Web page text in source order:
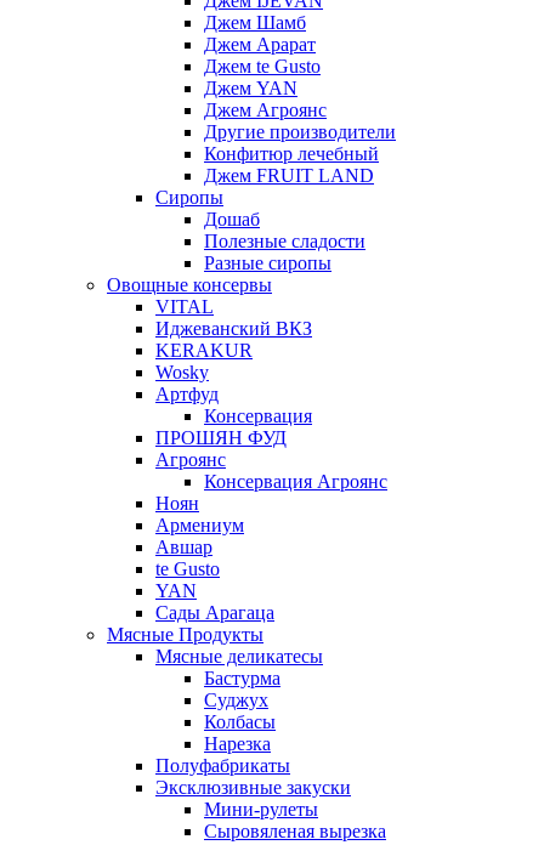
Джем Шамб
Джем Арарат
Джем te Gusto
Джем YAN
Джем Агроянс
Другие производители
Конфитюр лечебный
Джем FRUIT LAND
Сиропы
Дошаб
Полезные сладости
Разные сиропы
Овощные консервы
VITAL
Иджеванский ВКЗ
KERAKUR
Wosky
Артфуд
Консервация
ПРОШЯН ФУД
Агроянс
Консервация Агроянс
Ноян
Армениум
Авшар
te Gusto
YAN
Сады Арагаца
Мясные Продукты
Мясные деликатесы
Бастурма
Суджух
Колбасы
Нарезка
Полуфабрикаты
Эксклюзивные закуски
Мини-рулеты
Сыровяленая вырезка